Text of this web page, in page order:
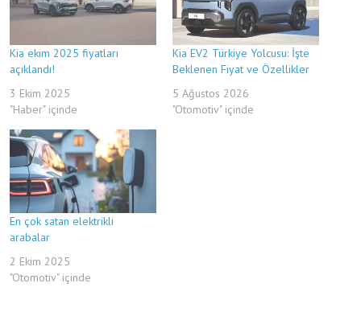
Kia ekim 2025 fiyatları
açıklandı!
3 Ekim 2025
"Haber" içinde
Kia EV2 Türkiye Yolcusu: İşte
Beklenen Fiyat ve Özellikler
5 Ağustos 2026
"Otomotiv" içinde
En çok satan elektrikli
arabalar
2 Ekim 2025
"Otomotiv" içinde